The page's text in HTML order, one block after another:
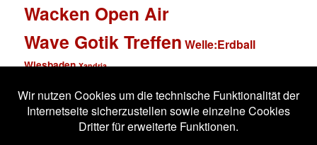
Wacken Open Air
Wave Gotik Treffen Welle:Erdball
Wiesbaden Xandria
Impressum